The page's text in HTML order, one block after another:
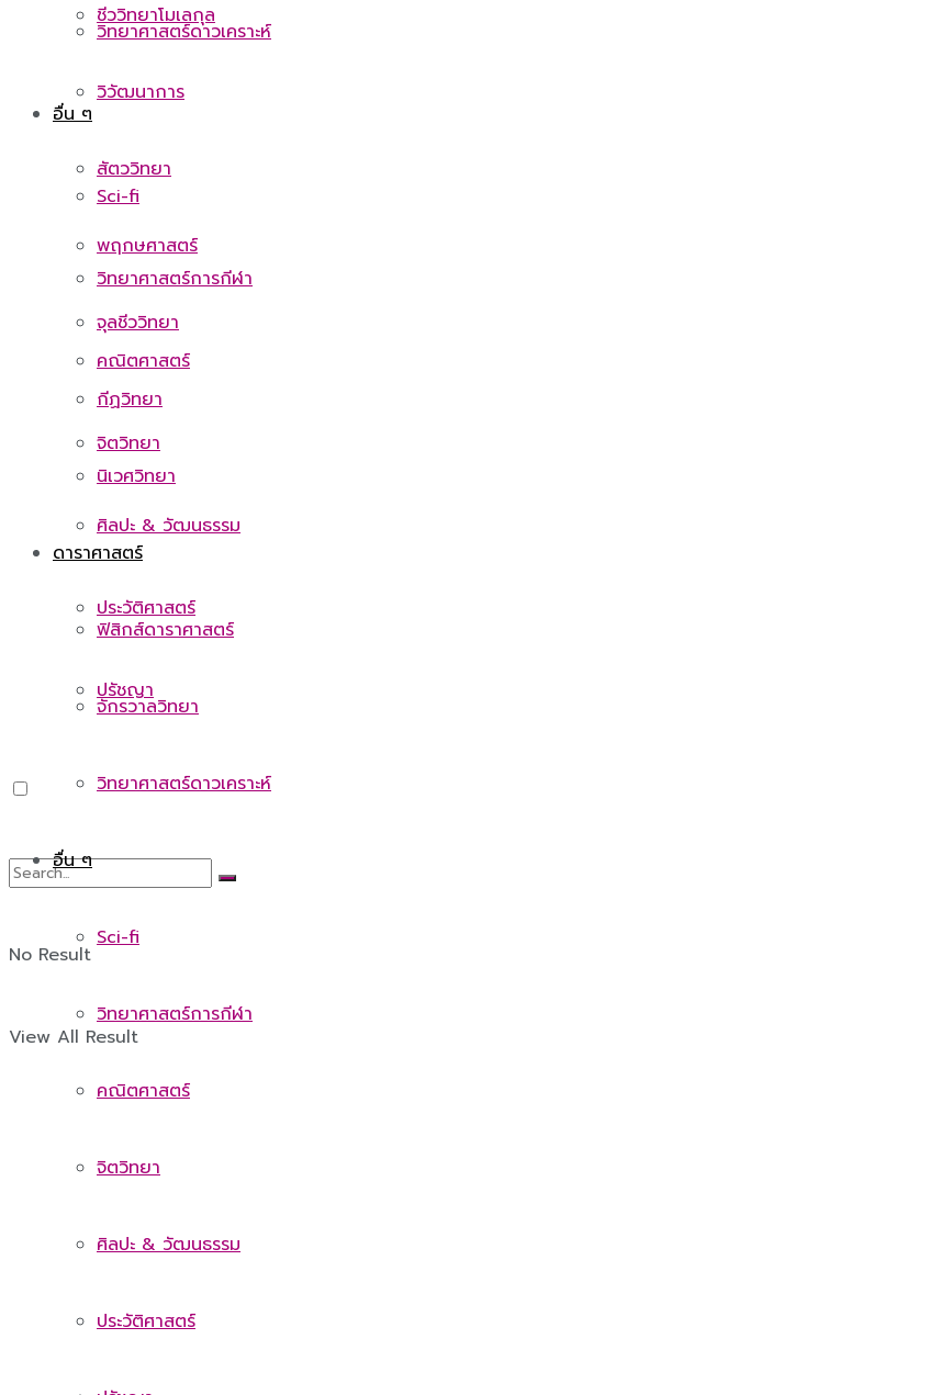
วิทยาศาสตร์ดาวเคราะห์
อื่น ๆ
Sci-fi
วิทยาศาสตร์การกีฬา
คณิตศาสตร์
จิตวิทยา
ศิลปะ & วัฒนธรรม
ประวัติศาสตร์
ปรัชญา
No Result
View All Result
ชีววิทยาโมเลกุล
วิวัฒนาการ
สัตววิทยา
พฤกษศาสตร์
จุลชีววิทยา
กีฏวิทยา
นิเวศวิทยา
ดาราศาสตร์
ฟิสิกส์ดาราศาสตร์
จักรวาลวิทยา
วิทยาศาสตร์ดาวเคราะห์
อื่น ๆ
Sci-fi
วิทยาศาสตร์การกีฬา
คณิตศาสตร์
จิตวิทยา
ศิลปะ & วัฒนธรรม
ประวัติศาสตร์